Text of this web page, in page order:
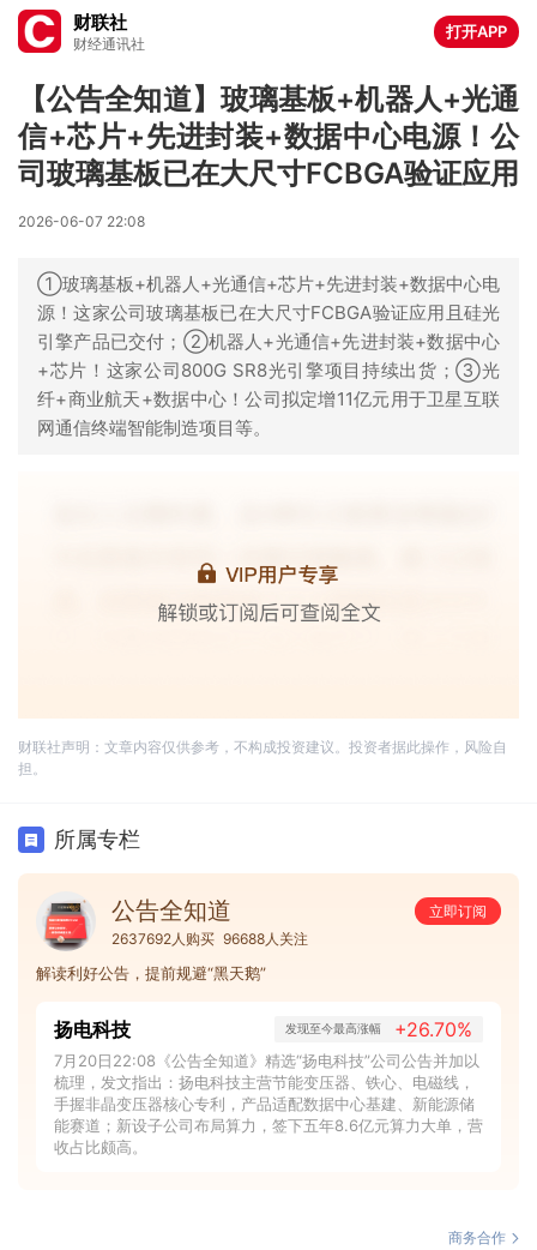
财联社
财经通讯社
打开APP
【公告全知道】玻璃基板+机器人+光通
信+芯片+先进封装+数据中心电源！公
司玻璃基板已在大尺寸FCBGA验证应用
2026-06-07 22:08
①玻璃基板+机器人+光通信+芯片+先进封装+数据中心电
源！这家公司玻璃基板已在大尺寸FCBGA验证应用且硅光
引擎产品已交付；②机器人+光通信+先进封装+数据中心
+芯片！这家公司800G SR8光引擎项目持续出货；③光
纤+商业航天+数据中心！公司拟定增11亿元用于卫星互联
网通信终端智能制造项目等。
财联社声明：文章内容仅供参考，不构成投资建议。投资者据此操作，风险自
担。
所属专栏
公告全知道
立即订阅
2637692人购买 96688人关注
解读利好公告，提前规避“黑天鹅”
扬电科技 发现至今最高涨幅 +26.70%
7月20日22:08《公告全知道》精选“扬电科技”公司公告并加以
梳理，发文指出：扬电科技主营节能变压器、铁心、电磁线，
手握非晶变压器核心专利，产品适配数据中心基建、新能源储
能赛道；新设子公司布局算力，签下五年8.6亿元算力大单，营
收占比颇高。
商务合作